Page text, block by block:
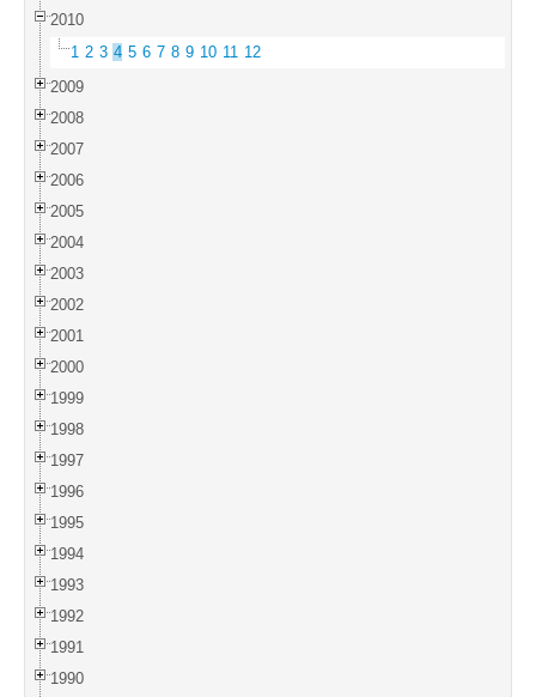
2010
1 2 3 4 5 6 7 8 9 10 11 12
2009
2008
2007
2006
2005
2004
2003
2002
2001
2000
1999
1998
1997
1996
1995
1994
1993
1992
1991
1990